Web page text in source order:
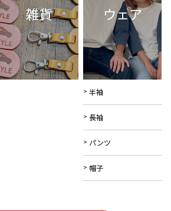
雑貨 ウェア
半袖
長袖
パンツ
帽子